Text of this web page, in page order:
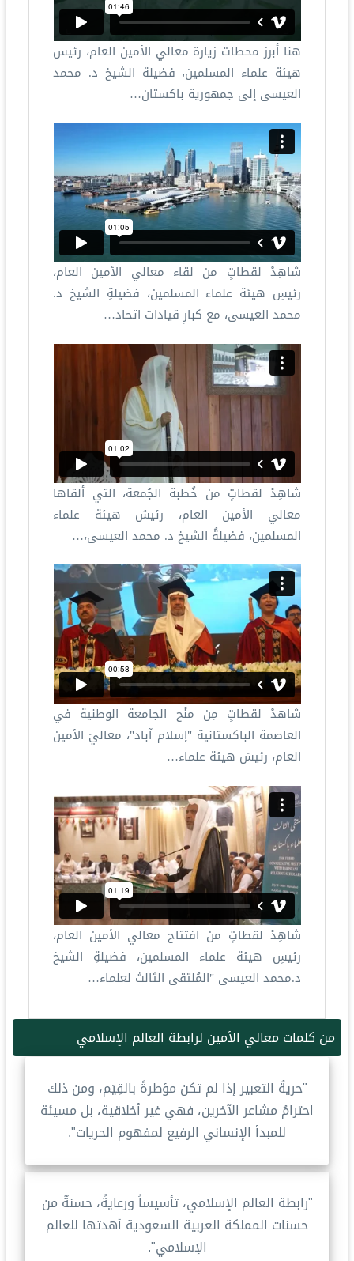
هنا أبرز محطات زيارة معالي الأمين العام، رئيس
هيئة علماء المسلمين، فضيلة الشيخ د.⁧ محمد
العيسى⁩ إلى جمهورية باكستان…
شاهِدْ لقطاتٍ من لقاء معالي الأمين العام،
رئيسِ هيئة علماء المسلمين، فضيلةِ الشيخ د.
محمد العيسى، مع كبارِ قيادات اتحاد…
شاهِدْ لقطاتٍ من خُطبة الجُمعة، التي ألقاها
معالي الأمين العام، رئيسُ هيئة علماء
المسلمين، فضيلةُ الشيخ د. محمد العيسى،…
شاهدْ لقطاتٍ مِن منْح الجامعة الوطنية في
العاصمة الباكستانية "إسلام آباد"، معاليَ الأمين
العام، رئيسَ هيئة علماء…
شاهِدْ لقطاتٍ من افتتاح معالي الأمين العام،
رئيسِ هيئة علماء المسلمين، فضيلةِ الشيخ
د.محمد العيسى "المُلتقى الثالث لعلماء…
من كلمات معالي الأمين لرابطة العالم الإسلامي
"حريةُ التعبير إذا لم تكن مؤطرةً بالقِيَم، ومن ذلك
احترامُ مشاعر الآخرين، فهي غير أخلاقية، بل مسيئة
للمبدأ الإنساني الرفيع لمفهوم الحريات".
"رابطة العالم الإسلامي، تأسيساً ورعايةً، حسنةٌ من
حسنات المملكة العربية السعودية أهدتها للعالم
الإسلامي".